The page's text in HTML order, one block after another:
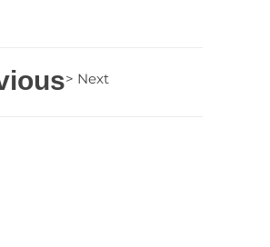
> Next